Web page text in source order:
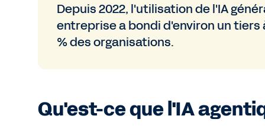
Depuis 2022, l'utilisation de l'IA
entreprise a bondi d'environ un tiers
% des organisations.
Qu'est-ce que l'IA